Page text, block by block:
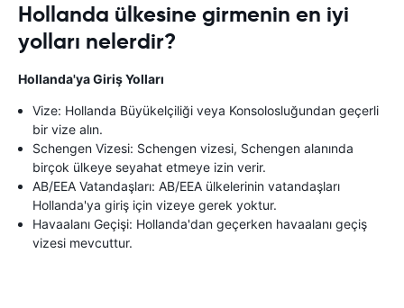
Hollanda ülkesine girmenin en iyi
yolları nelerdir?
Hollanda'ya Giriş Yolları
Vize: Hollanda Büyükelçiliği veya Konsolosluğundan geçerli
bir vize alın.
Schengen Vizesi: Schengen vizesi, Schengen alanında
birçok ülkeye seyahat etmeye izin verir.
AB/EEA Vatandaşları: AB/EEA ülkelerinin vatandaşları
Hollanda'ya giriş için vizeye gerek yoktur.
Havaalanı Geçişi: Hollanda'dan geçerken havaalanı geçiş
vizesi mevcuttur.